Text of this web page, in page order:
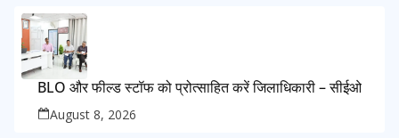
BLO और फील्ड स्टॉफ को प्रोत्साहित करें जिलाधिकारी – सीईओ
August 8, 2026